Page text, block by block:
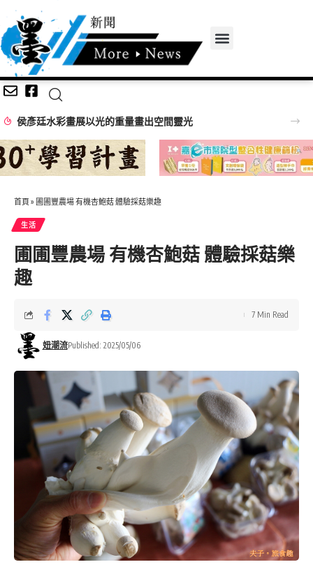
侯彥廷水彩畫展以光的重量畫出空間靈光
首頁 » 圃圃豐農場 有機杏鮑菇 體驗採菇樂趣
生活
圃圃豐農場 有機杏鮑菇 體驗採菇樂
趣
妞潮流Published: 2025/05/06
7 Min Read